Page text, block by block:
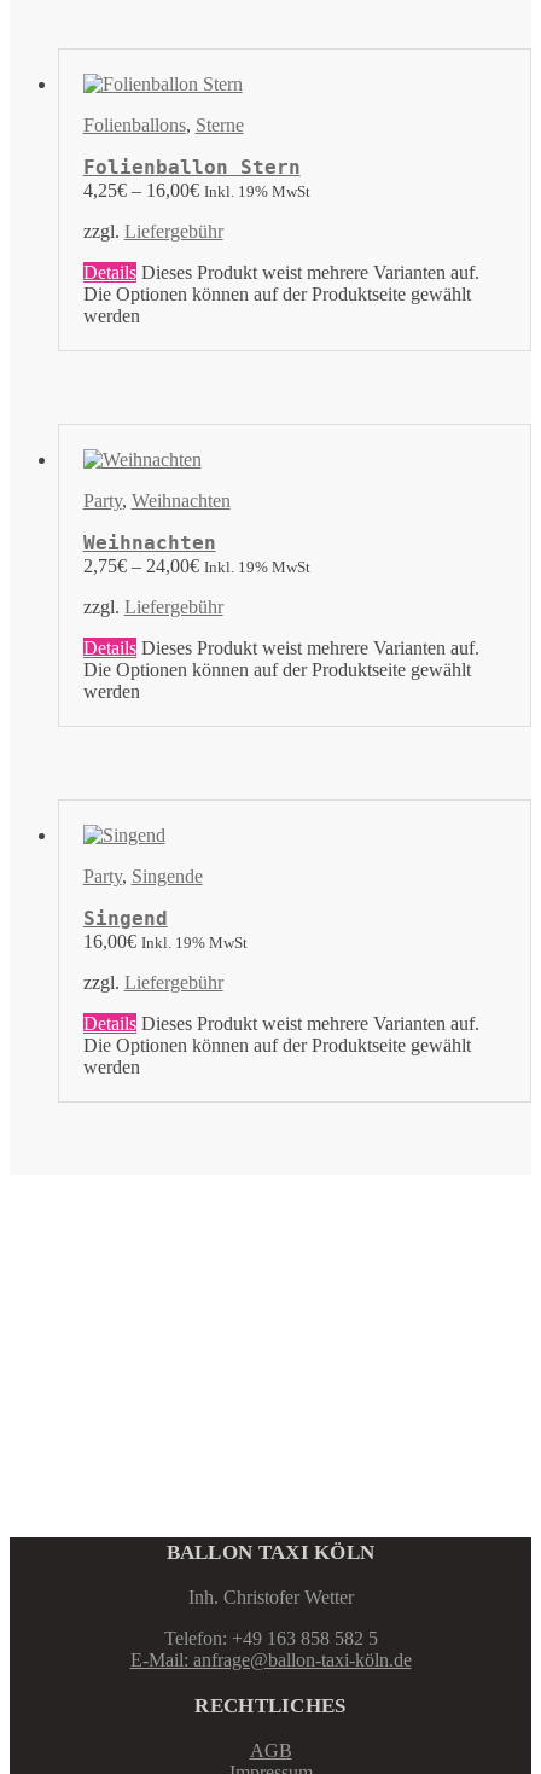
Folienballons, Sterne
Folienballon Stern
4,25€– 16,00€ Inkl. 19% MwSt
zzgl. Liefergebühr
Details Dieses Produkt weist mehrere Varianten auf.
Die Optionen können auf der Produktseite gewählt
werden
Party, Weihnachten
Weihnachten
2,75€– 24,00€ Inkl. 19% MwSt
zzgl. Liefergebühr
Details Dieses Produkt weist mehrere Varianten auf.
Die Optionen können auf der Produktseite gewählt
werden
Party, Singende
Singend
16,00€ Inkl. 19% MwSt
zzgl. Liefergebühr
Details Dieses Produkt weist mehrere Varianten auf.
Die Optionen können auf der Produktseite gewählt
werden
BALLON TAXI KÖLN
Inh. Christofer Wetter
Telefon: +49 163 858 582 5
E-Mail: anfrage@ballon-taxi-köln.de
RECHTLICHES
AGB